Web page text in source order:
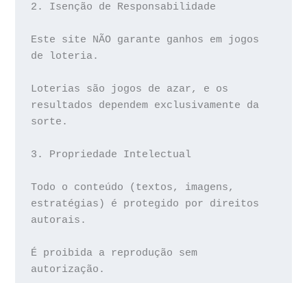
2. Isenção de Responsabilidade
Este site NÃO garante ganhos em jogos
de loteria.
Loterias são jogos de azar, e os
resultados dependem exclusivamente da
sorte.
3. Propriedade Intelectual
Todo o conteúdo (textos, imagens,
estratégias) é protegido por direitos
autorais.
É proibida a reprodução sem
autorização.